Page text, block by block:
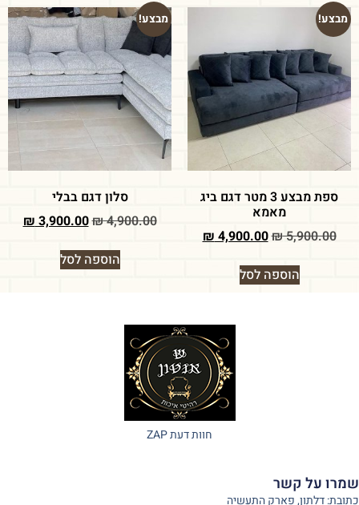
מבצע!
ספת מבצע 3 מטר דגם ביג
מאמא
₪5,900.00
₪ 4,900.00
הוספה לסל
מבצע!
סלון דגם בבלי
₪4,900.00
₪ 3,900.00
הוספה לסל
חוות דעת ZAP
שמרו על קשר
כתובת: דלתון, פארק התעשיה